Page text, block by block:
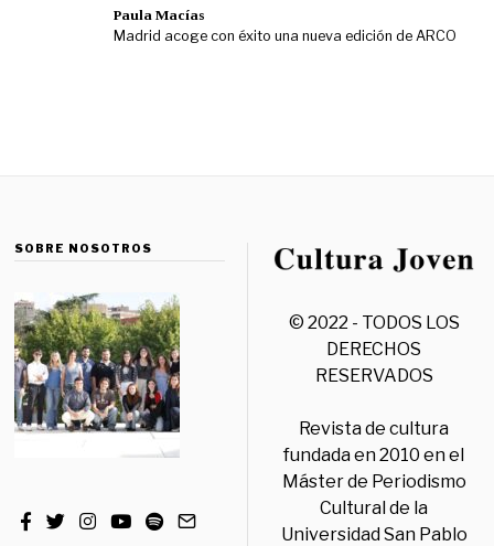
Paula Macías
Madrid acoge con éxito una nueva edición de ARCO
SOBRE NOSOTROS
© 2022 - TODOS LOS
DERECHOS
RESERVADOS
Revista de cultura
fundada en 2010 en el
Máster de Periodismo
Cultural de la
Universidad San Pablo